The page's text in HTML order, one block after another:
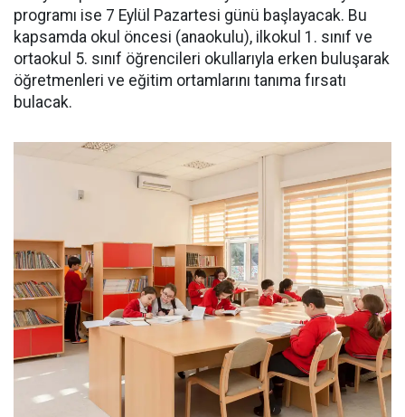
programı ise 7 Eylül Pazartesi günü başlayacak. Bu
kapsamda okul öncesi (anaokulu), ilkokul 1. sınıf ve
ortaokul 5. sınıf öğrencileri okullarıyla erken buluşarak
öğretmenleri ve eğitim ortamlarını tanıma fırsatı
bulacak.